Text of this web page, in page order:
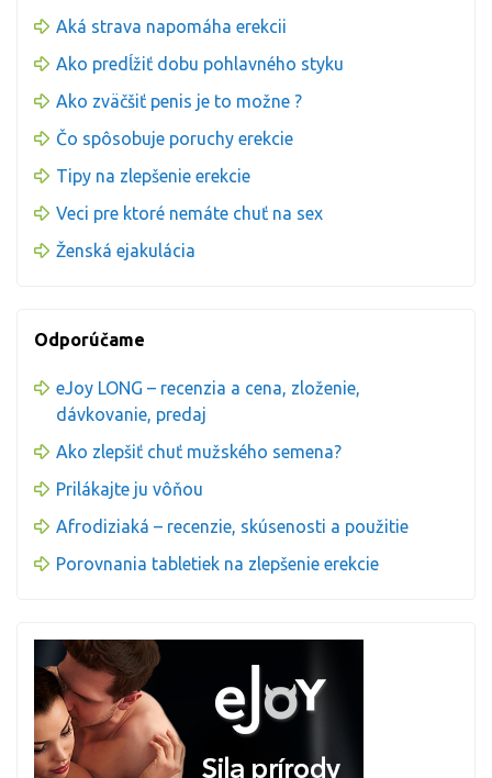
Aká strava napomáha erekcii
Ako predĺžiť dobu pohlavného styku
Ako zväčšiť penis je to možne ?
Čo spôsobuje poruchy erekcie
Tipy na zlepšenie erekcie
Veci pre ktoré nemáte chuť na sex
Ženská ejakulácia
Odporúčame
eJoy LONG – recenzia a cena, zloženie,
dávkovanie, predaj
Ako zlepšiť chuť mužského semena?
Prilákajte ju vôňou
Afrodiziaká – recenzie, skúsenosti a použitie
Porovnania tabletiek na zlepšenie erekcie